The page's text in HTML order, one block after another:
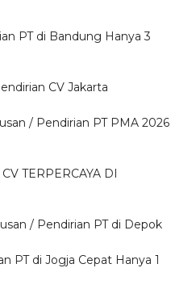
PT di Bandung Hanya 3
CV Jakarta
/ Pendirian PT PMA 2026
TERPERCAYA DI
/ Pendirian PT di Depok
PT di Jogja Cepat Hanya 1